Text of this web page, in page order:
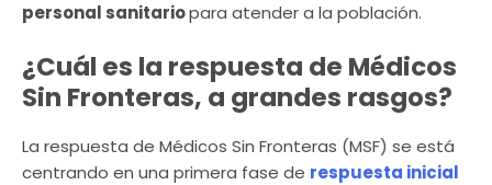
personal sanitariopara atender a la población.
¿Cuál es la respuesta de Médicos
Sin Fronteras, a grandes rasgos?
La respuesta de Médicos Sin Fronteras (MSF) se está
centrando en una primera fase de respuesta inicial